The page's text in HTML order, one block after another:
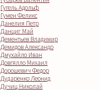
Гугель Адольф
Гумен Феликс
Данелия Петр
Данциг Май
Дементьев Владимир
Демидов Александр
Дмухайло Иван
Довгялло Михаил
Дорошевич Федор
Дударенко Леонид
Дучиц Николай